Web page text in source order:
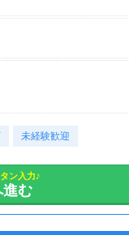
働の場合）
未経験歓迎
ン入力♪
進む